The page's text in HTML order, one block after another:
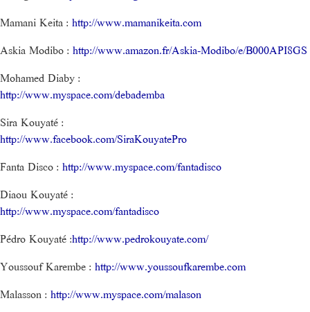
Mamani Keita : http://www.mamanikeita.com
Askia Modibo : http://www.amazon.fr/Askia-Modibo/e/B000API8GS
Mohamed Diaby :
http://www.myspace.com/debademba
Sira Kouyaté :
http://www.facebook.com/SiraKouyatePro
Fanta Disco : http://www.myspace.com/fantadisco
Diaou Kouyaté :
http://www.myspace.com/fantadisco
Pédro Kouyaté :http://www.pedrokouyate.com/
Youssouf Karembe : http://www.youssoufkarembe.com
Malasson : http://www.myspace.com/malason